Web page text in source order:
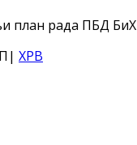
план рада ПБД БиХ
ХРВ